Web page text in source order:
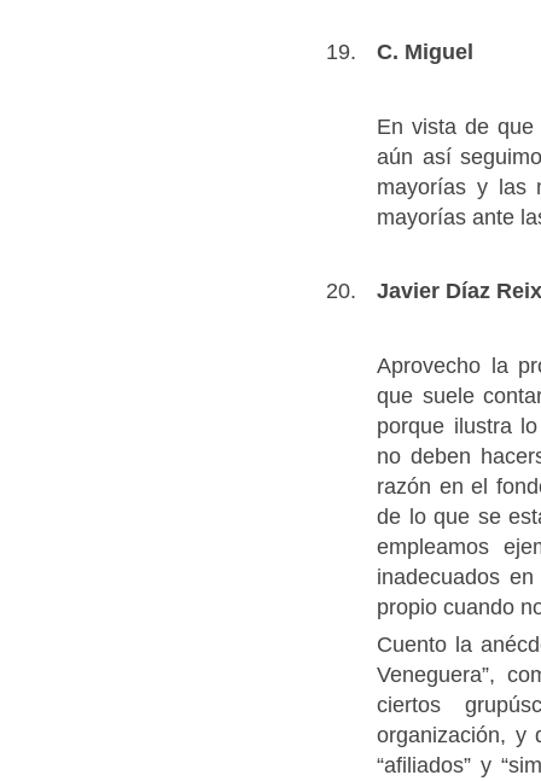
C. Miguel
En vista de que
aún así
mayorías y las
mayorías ante
Javier Díaz
Aprovecho la
que suele
porque ilustra
no deben
razón en el
de lo que se
empleamos
inadecuados
propio cuando
Cuento la
Veneguera”,
ciertos
organización, y
“afiliados” y